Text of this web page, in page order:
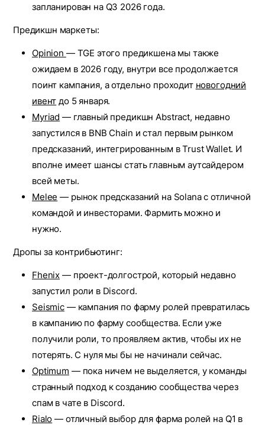
запланирован на Q3 2026 года.
Предикшн маркеты:
Opinion — TGE этого предикшена мы также
ожидаем в 2026 году, внутри все продолжается
поинт кампания, а отдельно проходит новогодний
ивент до 5 января.
Myriad — главный предикшн Abstract, недавно
запустился в BNB Chain и стал первым рынком
предсказаний, интегрированным в Trust Wallet. И
вполне имеет шансы стать главным аутсайдером
всей меты.
Melee — рынок предсказаний на Solana с отличной
командой и инвесторами. Фармить можно и
нужно.
Дропы за контрибьютинг:
Fhenix — проект-долгострой, который недавно
запустил роли в Discord.
Seismic— кампания по фарму ролей превратилась
в кампанию по фарму сообщества. Если уже
получили роли, то проявляем актив, чтобы их не
потерять. С нуля мы бы не начинали сейчас.
Optimum — пока ничем не выделяется, у команды
странный подход к созданию сообщества через
спам в чате в Discord.
Rialo — отличный выбор для фарма ролей на Q1 в